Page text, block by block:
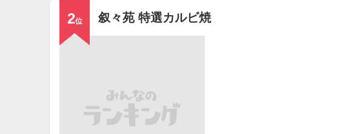
2位 叙々苑 特選カルビ焼